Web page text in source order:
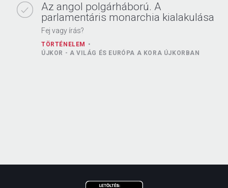
Az angol polgárháború. A
parlamentáris monarchia kialakulása
Fej vagy írás?
TÖRTÉNELEM
ÚJKOR - A VILÁG ÉS EURÓPA A KORA ÚJKORBAN